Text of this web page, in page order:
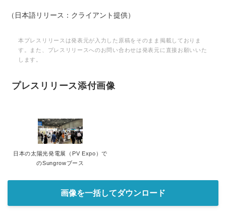
（日本語リリース：クライアント提供）
本プレスリリースは発表元が入力した原稿をそのまま掲載しておりま
す。また、プレスリリースへのお問い合わせは発表元に直接お願いいた
します。
プレスリリース添付画像
日本の太陽光発電展（PV Expo）で
のSungrowブース
画像を一括してダウンロード